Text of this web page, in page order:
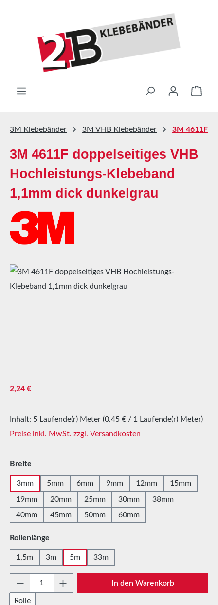
3M Klebebänder 3M VHB Klebebänder 3M 4611F
3M 4611F doppelseitiges VHB
Hochleistungs-Klebeband
1,1mm dick dunkelgrau
Bildergalerie überspringen
Regulärer Preis:
2,24 €
Inhalt: 5 Laufende(r) Meter (0,45 € / 1 Laufende(r) Meter)
Preise inkl. MwSt. zzgl. Versandkosten
Breite
3mm 5mm 6mm 9mm 12mm 15mm
19mm 20mm 25mm 30mm
38mm
40mm
45mm 50mm 60mm
Rollenlänge
1,5m 3m 5m 33m
Produkt Anzahl: Gib den gewünschten
Rolle
In den Warenkorb